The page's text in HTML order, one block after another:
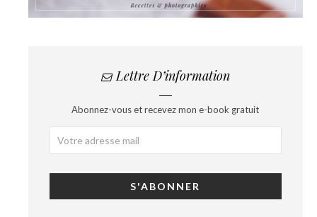
Lettre D’information
Abonnez-vous et recevez mon e-book gratuit